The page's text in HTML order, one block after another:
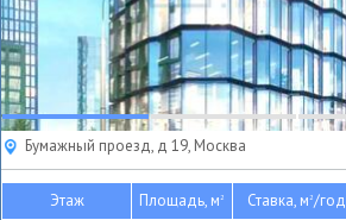
Бумажный проезд, д 19, Москва
Этаж Площадь, м2 Ставка, м2/год